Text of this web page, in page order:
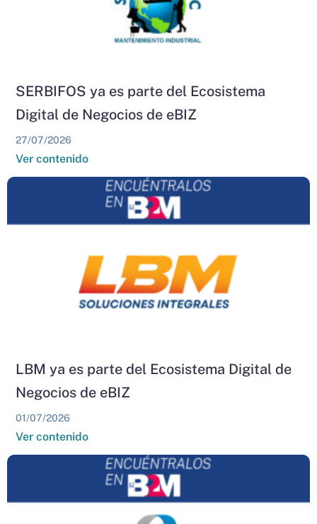
SERBIFOS ya es parte del Ecosistema
Digital de Negocios de eBIZ
27/07/2026
Ver contenido
LBM ya es parte del Ecosistema Digital de
Negocios de eBIZ
01/07/2026
Ver contenido